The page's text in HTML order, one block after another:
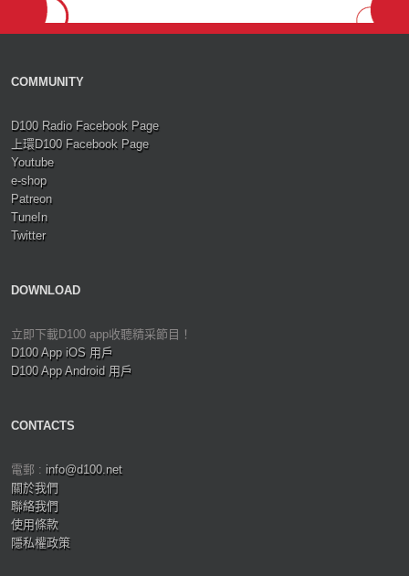
COMMUNITY
D100 Radio Facebook Page
上環D100 Facebook Page
Youtube
e-shop
Patreon
TuneIn
Twitter
DOWNLOAD
立即下載D100 app收聽精采節目！
D100 App iOS 用戶
D100 App Android 用戶
CONTACTS
電郵 : info@d100.net
關於我們
聯絡我們
使用條款
隱私權政策